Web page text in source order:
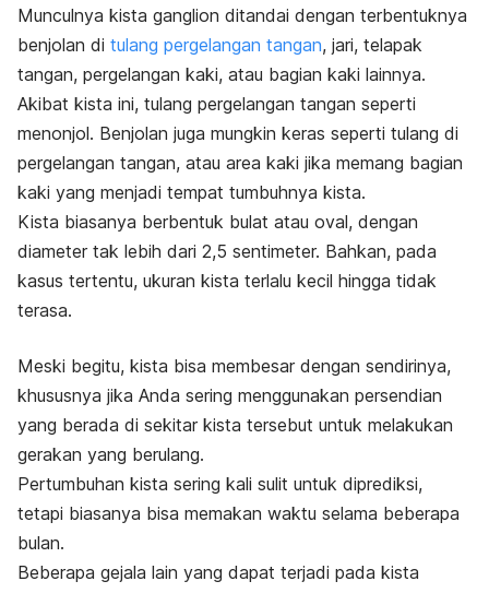
Munculnya kista ganglion ditandai dengan terbentuknya
benjolan di tulang pergelangan tangan, jari, telapak
tangan, pergelangan kaki, atau bagian kaki lainnya.
Akibat kista ini, tulang pergelangan tangan seperti
menonjol. Benjolan juga mungkin keras seperti tulang di
pergelangan tangan, atau area kaki jika memang bagian
kaki yang menjadi tempat tumbuhnya kista.
Kista biasanya berbentuk bulat atau oval, dengan
diameter tak lebih dari 2,5 sentimeter. Bahkan, pada
kasus tertentu, ukuran kista terlalu kecil hingga tidak
terasa.
Meski begitu, kista bisa membesar dengan sendirinya,
khususnya jika Anda sering menggunakan persendian
yang berada di sekitar kista tersebut untuk melakukan
gerakan yang berulang.
Pertumbuhan kista sering kali sulit untuk diprediksi,
tetapi biasanya bisa memakan waktu selama beberapa
bulan.
Beberapa gejala lain yang dapat terjadi pada kista